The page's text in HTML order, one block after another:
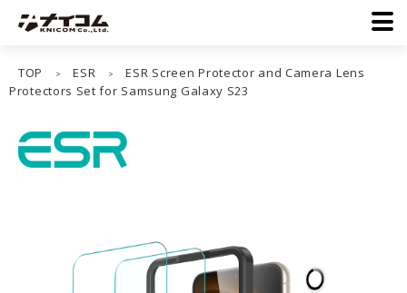
TOP > ESR >
ESR Screen Protector and Camera Lens
Protectors Set for Samsung Galaxy S23